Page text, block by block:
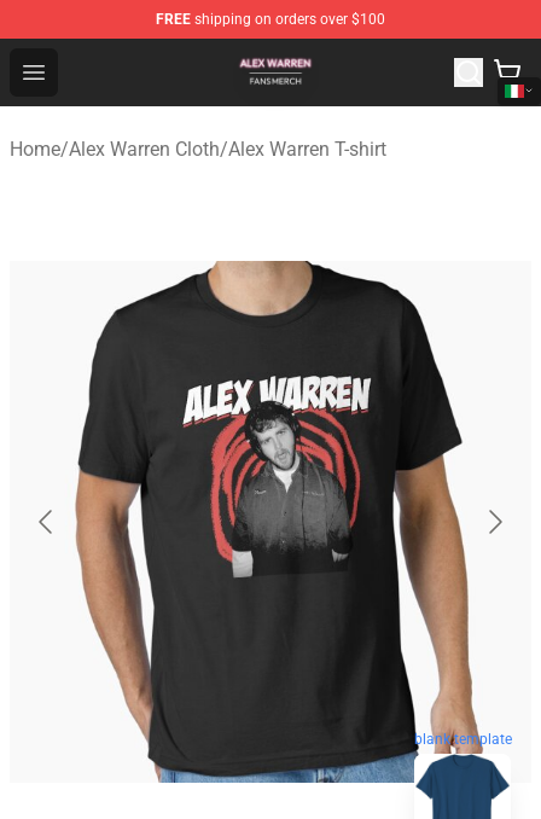
FREE shipping on orders over $100
Open menu
Alex Warren Shop - Official Alex Warren Merchandise
Home/Alex Warren Cloth/Alex Warren T-shirt
blank template